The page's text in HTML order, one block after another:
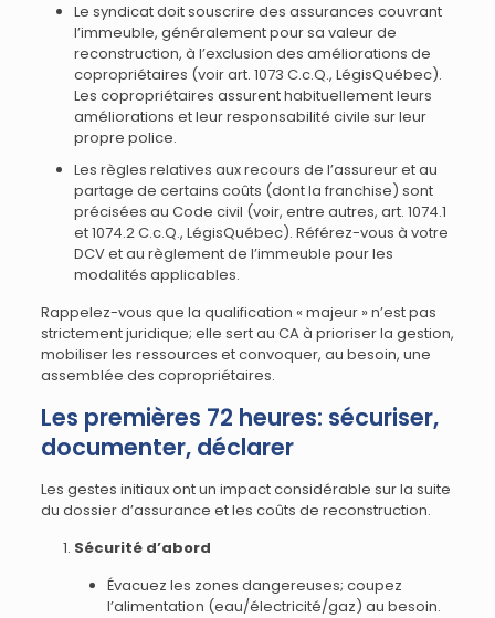
Le syndicat doit souscrire des assurances couvrant
l’immeuble, généralement pour sa valeur de
reconstruction, à l’exclusion des améliorations de
copropriétaires (voir art. 1073 C.c.Q., LégisQuébec).
Les copropriétaires assurent habituellement leurs
améliorations et leur responsabilité civile sur leur
propre police.
Les règles relatives aux recours de l’assureur et au
partage de certains coûts (dont la franchise) sont
précisées au Code civil (voir, entre autres, art. 1074.1
et 1074.2 C.c.Q., LégisQuébec). Référez-vous à votre
DCV et au règlement de l’immeuble pour les
modalités applicables.
Rappelez-vous que la qualification « majeur » n’est pas
strictement juridique; elle sert au CA à prioriser la gestion,
mobiliser les ressources et convoquer, au besoin, une
assemblée des copropriétaires.
Les premières 72 heures: sécuriser,
documenter, déclarer
Les gestes initiaux ont un impact considérable sur la suite
du dossier d’assurance et les coûts de reconstruction.
Sécurité d’abord
Évacuez les zones dangereuses; coupez
l’alimentation (eau/électricité/gaz) au besoin.